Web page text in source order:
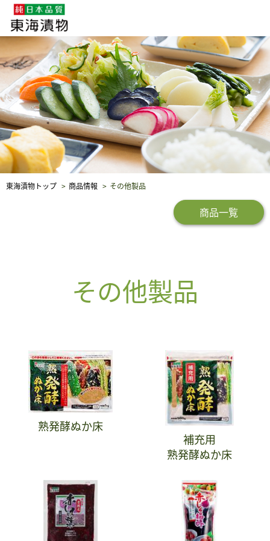
企業・採用情報 社会貢献 品質保証
東海漬物トップ 商品情報 その他製品
商品一覧
その他製品
熟発酵ぬか床
補充用
熟発酵ぬか床